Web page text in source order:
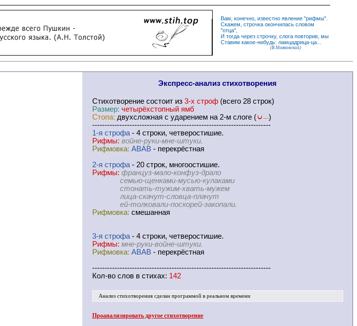
Вам, конечно, известно явление "рифмы".
Скажем, строчка окончилась словом
"отца",
И тогда через строчку, слога повторив, мы
Ставим какое-нибудь: ламцадрица-ца...
(В.Маяковский)
Экспресс-анализ стихотворения
Cтихотворение состоит из 3-х строф (всего 28 строк)
Размер: четырёхстопный ямб
Стопа: двухсложная с ударением на 2-м слоге ( —)
------------------------------------------------------------------------
1-я cтрофа - 4 строки, четверостишие.
Рифмы: войне-руки-мне-штуки.
Рифмовка: ABAB - перекрёстная
2-я cтрофа - 20 строк, многоостишие.
Рифмы: француз-мало-конфуз-драло
семью-щенками-мусью-кулаками
стонать-тужим-хвать-мужем
лица-скачут-словца-плачут
ей-толковали-поскорей-закопали.
Рифмовка: смешанная
3-я cтрофа - 4 строки, четверостишие.
Рифмы: мне-руки-войне-штуки.
Рифмовка: ABAB - перекрёстная
------------------------------------------------------------------------
Кол-во слов в стихах: 142
Анализ стихотворениясделан программой в реальном времени
Проанализировать другое стихотворение